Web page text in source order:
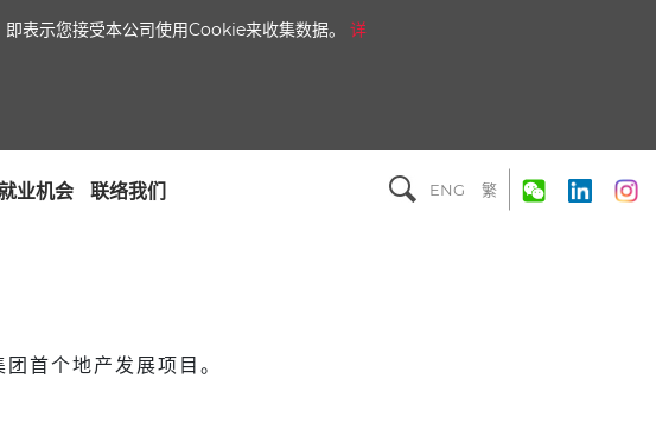
表示您接受本公司使用Cookie来收集数据。 详
业机会 联络我们 ENG 繁
首个地产发展项目。